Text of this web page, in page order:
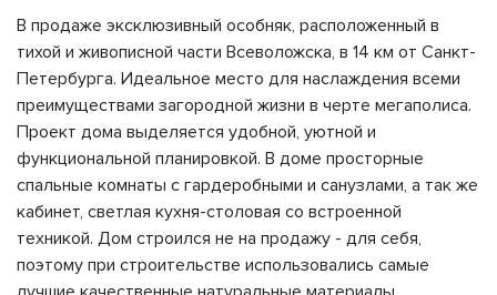
В продаже эксклюзивный особняк, расположенный в
тихой и живописной части Всеволожска, в 14 км от Санкт-
Петербурга. Идеальное место для наслаждения всеми
преимуществами загородной жизни в черте мегаполиса.
Проект дома выделяется удобной, уютной и
функциональной планировкой. В доме просторные
спальные комнаты с гардеробными и санузлами, а так же
кабинет, светлая кухня-столовая со встроенной
техникой. Дом строился не на продажу - для себя,
поэтому при строительстве использовались самые